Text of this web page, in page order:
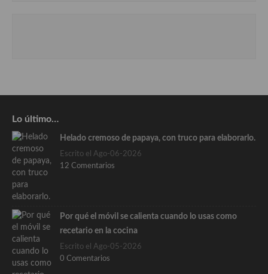
Lo último…
Helado cremoso de papaya, con truco para elaborarlo.
Escrito el Ago-06-2026
12 Comentarios
Por qué el móvil se calienta cuando lo usas como
recetario en la cocina
Escrito el Ago-05-2026
0 Comentarios